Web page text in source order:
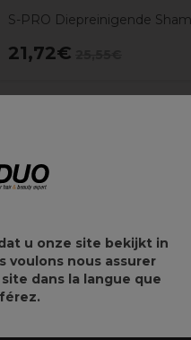
S-PRO Diepreinigende
21,72€
u onze site bekijkt in
voulons nous assurer
dans la langue que